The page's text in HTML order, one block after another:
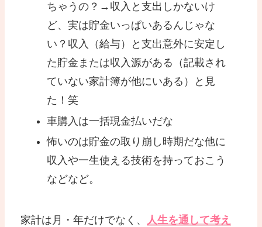
ちゃうの？→収入と支出しかないけ
ど、実は貯金いっぱいあるんじゃな
い？収入（給与）と支出意外に安定し
た貯金または収入源がある（記載され
ていない家計簿が他にいある）と見
た！笑
車購入は一括現金払いだな
怖いのは貯金の取り崩し時期だな他に
収入や一生使える技術を持っておこう
などなど。
家計は月・年だけでなく、 人生を通して考え